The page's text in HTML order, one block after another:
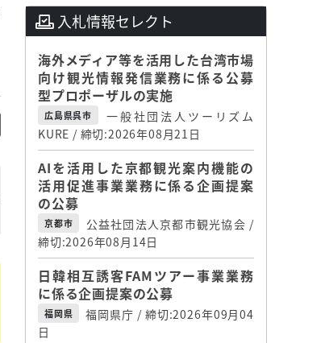
入札情報セレクト
海外メディア等を活用した台湾市場
向け観光情報発信業務に係る公募
型プロポーザルの実施
広島県呉市
一般社団法人ツーリズム
KURE / 締切:2026年08月21日
AIを活用した京都観光案内機能の
活用促進事業業務に係る企画提案
の公募
京都市
公益社団法人京都市観光協会 /
締切:2026年08月14日
日韓相互誘客FAMツアー事業業務
に係る企画提案の公募
福岡県
福岡県庁 / 締切:2026年09月04
日